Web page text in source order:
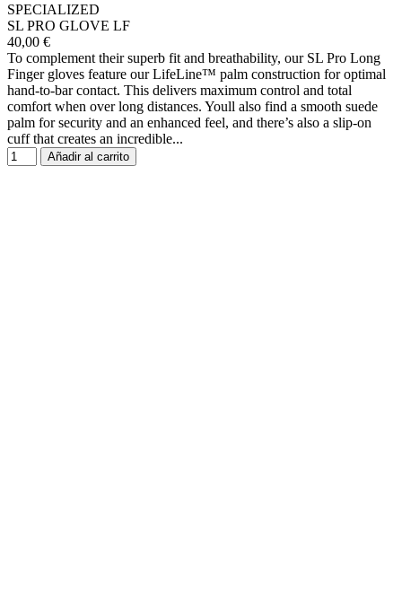
SPECIALIZED
SL PRO GLOVE LF
40,00 €
To complement their superb fit and breathability, our SL Pro Long
Finger gloves feature our LifeLine™ palm construction for optimal
hand-to-bar contact. This delivers maximum control and total
comfort when over long distances. Youll also find a smooth suede
palm for security and an enhanced feel, and there’s also a slip-on
cuff that creates an incredible...
Añadir al carrito